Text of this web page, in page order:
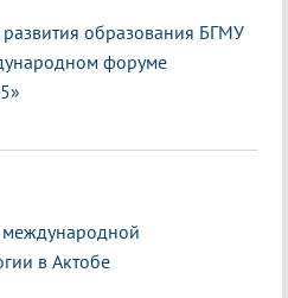
развития образования БГМУ
форуме
в Актобе